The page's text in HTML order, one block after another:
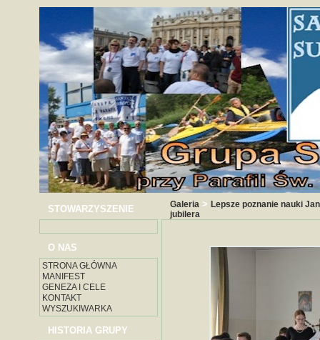
STOWARZYSZENIE
O NAS
STRONA GŁÓWNA
MANIFEST
GENEZA I CELE
KONTAKT
WYSZUKIWARKA
HISTORIA GRUPY
Galeria > Lepsze poznanie nauki
jubilera